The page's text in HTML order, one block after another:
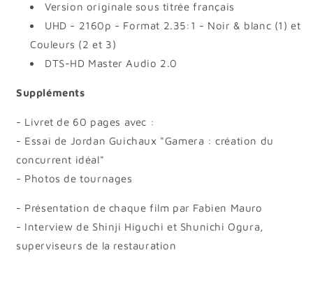
Version originale sous titrée français
UHD - 2160p - Format 2.35:1 - Noir & blanc (1) et
Couleurs (2 et 3)
DTS-HD Master Audio 2.0
Suppléments
- Livret de 60 pages avec :
- Essai de Jordan Guichaux "Gamera : création du
concurrent idéal"
- Photos de tournages
- Présentation de chaque film par Fabien Mauro
- Interview de Shinji Higuchi et Shunichi Ogura,
superviseurs de la restauration